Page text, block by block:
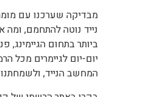
מבדיקה שערכנו עם
נייד נוטה להתחמם,
ביותר בתחום הגיימינג,
יום-יום לגיימרים מכל
המחשב הנייד,